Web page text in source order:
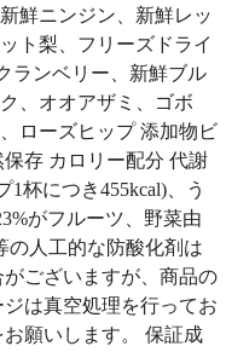
鮮ニンジン、新鮮レッ
ト梨、フリーズドライ
ランベリー、新鮮ブル
、オオアザミ、ゴボ
ローズヒップ 添加物ビ
存 カロリー配分 代謝
1杯につき455kcal)、う
がフルーツ、野菜由
人工的な防酸化剤は
ございますが、商品の
は真空処理を行ってお
願いします。 保証成